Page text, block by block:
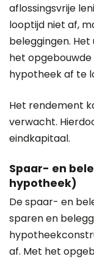
aflossingsvrije
looptijd niet af,
beleggingen.
het
hypotheek af te
Het rendement
verwacht.
eindkapitaal.
Spaar- en
hypotheek)
De spaar- en
sparen en
af. Met het